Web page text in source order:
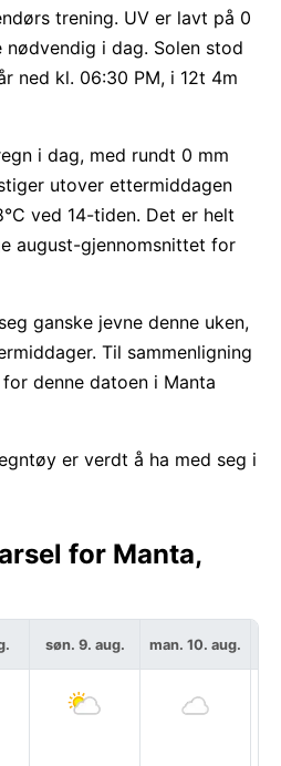
trening. UV er lavt på 0
i dag. Solen stod
ned kl. 06:30 PM, i 12t 4m
i dag, med rundt 0 mm
utover ettermiddagen
ved 14-tiden. Det er helt
august-gjennomsnittet for
ganske jevne denne uken,
Til sammenligning
denne datoen i Manta
er verdt å ha med seg i
for Manta,
søn. 9. aug. man. 10. aug.